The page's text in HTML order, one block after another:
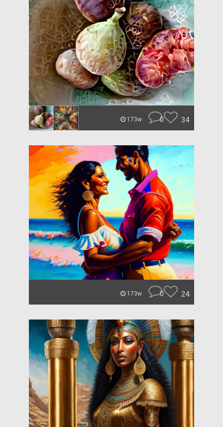
173w 0 34
173w 0 24